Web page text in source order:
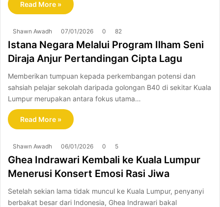
Read More »
Shawn Awadh 07/01/2026 0 82
Istana Negara Melalui Program Ilham Seni
Diraja Anjur Pertandingan Cipta Lagu
Memberikan tumpuan kepada perkembangan potensi dan
sahsiah pelajar sekolah daripada golongan B40 di sekitar Kuala
Lumpur merupakan antara fokus utama…
Read More »
Shawn Awadh 06/01/2026 0 5
Ghea Indrawari Kembali ke Kuala Lumpur
Menerusi Konsert Emosi Rasi Jiwa
Setelah sekian lama tidak muncul ke Kuala Lumpur, penyanyi
berbakat besar dari Indonesia, Ghea Indrawari bakal